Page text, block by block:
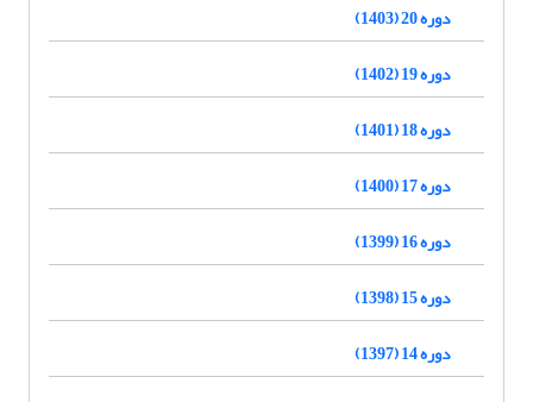
دوره 20 (1403)
دوره 19 (1402)
دوره 18 (1401)
دوره 17 (1400)
دوره 16 (1399)
دوره 15 (1398)
دوره 14 (1397)